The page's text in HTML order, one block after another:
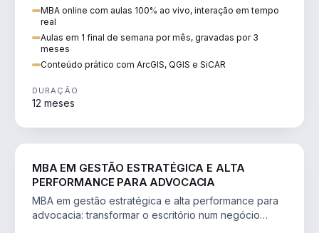
MBA online com aulas 100% ao vivo, interação em tempo
real
Aulas em 1 final de semana por mês, gravadas por 3
meses
Conteúdo prático com ArcGIS, QGIS e SiCAR
DURAÇÃO
12 meses
MBA EM GESTÃO ESTRATÉGICA E ALTA
PERFORMANCE PARA ADVOCACIA
MBA em gestão estratégica e alta performance para
advocacia: transformar o escritório num negócio